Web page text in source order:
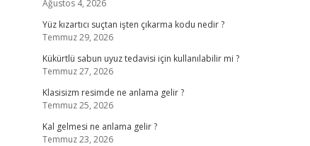
Ağustos 4, 2026
Yüz kızartıcı suçtan işten çıkarma kodu nedir ?
Temmuz 29, 2026
Kükürtlü sabun uyuz tedavisi için kullanılabilir mi ?
Temmuz 27, 2026
Klasisizm resimde ne anlama gelir ?
Temmuz 25, 2026
Kal gelmesi ne anlama gelir ?
Temmuz 23, 2026